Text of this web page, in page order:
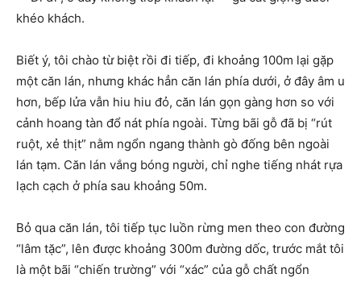
khéo khách.
Biết ý, tôi chào từ biệt rồi đi tiếp, đi khoảng 100m lại gặp
một căn lán, nhưng khác hẳn căn lán phía dưới, ở đây âm u
hơn, bếp lửa vẫn hiu hiu đỏ, căn lán gọn gàng hơn so với
cảnh hoang tàn đổ nát phía ngoài. Từng bãi gỗ đã bị “rút
ruột, xẻ thịt” nằm ngổn ngang thành gò đống bên ngoài
lán tạm. Căn lán vắng bóng người, chỉ nghe tiếng nhát rựa
lạch cạch ở phía sau khoảng 50m.
Bỏ qua căn lán, tôi tiếp tục luồn rừng men theo con đường
“lâm tặc”, lên được khoảng 300m đường dốc, trước mắt tôi
là một bãi “chiến trường” với “xác” của gỗ chất ngổn